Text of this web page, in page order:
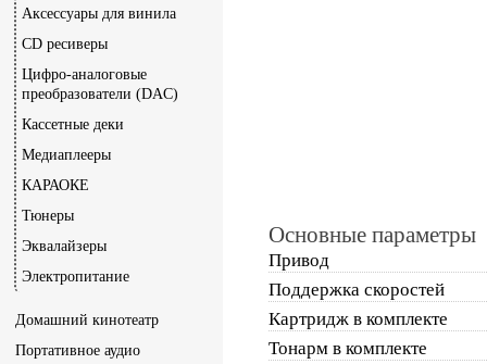
Аксессуары для винила
CD ресиверы
Цифро-аналоговые
преобразователи (DAC)
Кассетные деки
Медиаплееры
КАРАОКЕ
Тюнеры
Эквалайзеры
Электропитание
Домашний кинотеатр
Портативное аудио
Основные параметры
Привод
Поддержка скоростей
Картридж в комплекте
Тонарм в комплекте